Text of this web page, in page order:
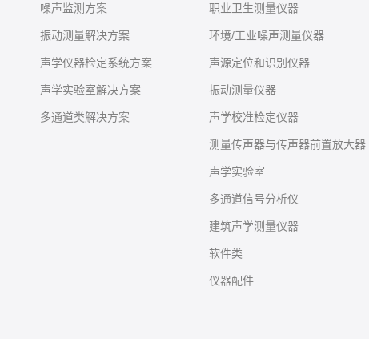
噪声监测方案
振动测量解决方案
声学仪器检定系统方案
声学实验室解决方案
多通道类解决方案
职业卫生测量仪器
环境/工业噪声测量仪器
声源定位和识别仪器
振动测量仪器
声学校准检定仪器
测量传声器与传声器前置放大器
声学实验室
多通道信号分析仪
建筑声学测量仪器
软件类
仪器配件